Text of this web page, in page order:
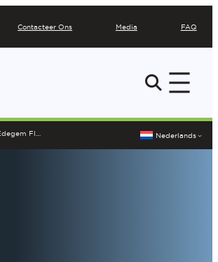
Contacteer Ons Media FAQ
Bar Edegem Flying Pig Nederlands